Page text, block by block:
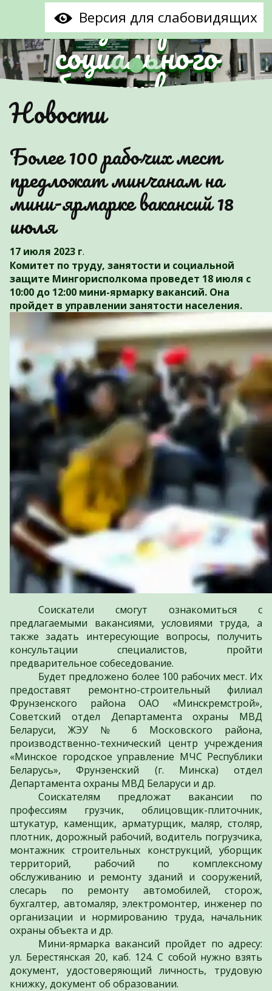
Версия для слабовидящих
центр
социального
обслуживания
населения
Партизанского
района г.Минска"
Предыдущий
Новости
Более 100 рабочих мест
предложат минчанам на
мини-ярмарке вакансий 18
июля
17 июля 2023 г.
Комитет по труду, занятости и социальной
защите Мингорисполкома проведет 18 июля с
10:00 до 12:00 мини-ярмарку вакансий. Она
пройдет в управлении занятости населения.
Соискатели смогут ознакомиться с
предлагаемыми вакансиями, условиями труда, а
также задать интересующие вопросы, получить
консультации специалистов, пройти
предварительное собеседование.
Будет предложено более 100 рабочих мест. Их
предоставят ремонтно-строительный филиал
Фрунзенского района ОАО «Минскремстрой»,
Советский отдел Департамента охраны МВД
Беларуси, ЖЭУ № 6 Московского района,
производственно-технический центр учреждения
«Минское городское управление МЧС Республики
Беларусь», Фрунзенский (г. Минска) отдел
Департамента охраны МВД Беларуси и др.
Соискателям предложат вакансии по
профессиям грузчик, облицовщик-плиточник,
штукатур, каменщик, арматурщик, маляр, столяр,
плотник, дорожный рабочий, водитель погрузчика,
монтажник строительных конструкций, уборщик
территорий, рабочий по комплексному
обслуживанию и ремонту зданий и сооружений,
слесарь по ремонту автомобилей, сторож,
бухгалтер, автомаляр, электромонтер, инженер по
организации и нормированию труда, начальник
охраны объекта и др.
Мини-ярмарка вакансий пройдет по адресу:
ул. Берестянская 20, каб. 124. С собой нужно взять
документ, удостоверяющий личность, трудовую
книжку, документ об образовании.